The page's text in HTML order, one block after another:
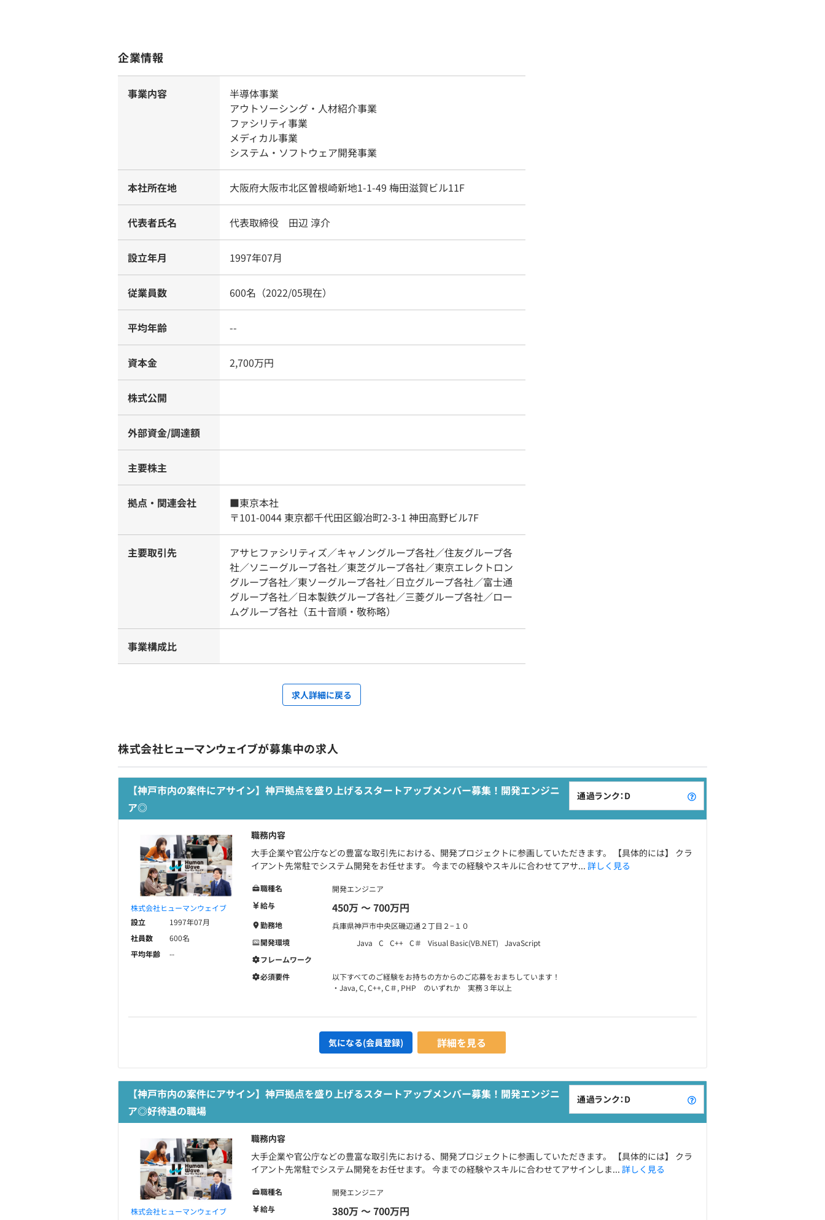
企業情報
事業内容
半導体事業
アウトソーシング・人材紹介事業
ファシリティ事業
メディカル事業
システム・ソフトウェア開発事業
本社所在地 大阪府大阪市北区曽根崎新地1-1-49 梅田滋賀ビル11F
代表者氏名 代表取締役 田辺 淳介
設立年月 1997年07月
従業員数 600名（2022/05現在）
平均年齢 --
資本金 2,700万円
株式公開
外部資金/調達額
主要株主
拠点・関連会社
■東京本社
〒101-0044 東京都千代田区鍛冶町2-3-1 神田高野ビル7F
主要取引先
アサヒファシリティズ／キャノングループ各社／住友グループ各
社／ソニーグループ各社／東芝グループ各社／東京エレクトロン
グループ各社／東ソーグループ各社／日立グループ各社／富士通
グループ各社／日本製鉄グループ各社／三菱グループ各社／ロー
ムグループ各社（五十音順・敬称略）
事業構成比
求人詳細に戻る
株式会社ヒューマンウェイブが募集中の求人
【神戸市内の案件にアサイン】神戸拠点を盛り上げるスタートアップメンバー募集！開発エンジニ
ア◎
通過ランク：D
株式会社ヒューマンウェイブ
設立
1997年07月
社員数
600名
平均年齢
--
職務内容
大手企業や官公庁などの豊富な取引先における、開発プロジェクトに参画していただきます。 【具体的には】 クラ
イアント先常駐でシステム開発をお任せます。 今までの経験やスキルに合わせてアサ... 詳しく見る
職種名
開発エンジニア
給与
450万 〜 700万円
勤務地
兵庫県神戸市中央区磯辺通２丁目２−１０
開発環境
Java C C++ C＃ Visual Basic(VB.NET)
JavaScript
フレームワーク
必須要件
以下すべてのご経験をお持ちの方からのご応募をおまちしています！
・Java, C, C++, C＃, PHP のいずれか 実務３年以上
気になる(会員登録) 詳細を見る
【神戸市内の案件にアサイン】神戸拠点を盛り上げるスタートアップメンバー募集！開発エンジニ
ア◎好待遇の職場
通過ランク：D
株式会社ヒューマンウェイブ
職務内容
大手企業や官公庁などの豊富な取引先における、開発プロジェクトに参画していただきます。 【具体的には】 クラ
イアント先常駐でシステム開発をお任せます。 今までの経験やスキルに合わせてアサインしま... 詳しく見る
職種名
開発エンジニア
給与
380万 〜 700万円